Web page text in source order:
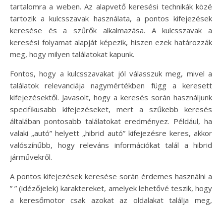
tartalomra a weben. Az alapvető keresési technikák közé
tartozik a kulcsszavak használata, a pontos kifejezések
keresése és a szűrők alkalmazása. A kulcsszavak a
keresési folyamat alapját képezik, hiszen ezek határozzák
meg, hogy milyen találatokat kapunk.
Fontos, hogy a kulcsszavakat jól válasszuk meg, mivel a
találatok relevanciája nagymértékben függ a keresett
kifejezésektől. Javasolt, hogy a keresés során használjunk
specifikusabb kifejezéseket, mert a szűkebb keresés
általában pontosabb találatokat eredményez. Például, ha
valaki „autó” helyett „hibrid autó” kifejezésre keres, akkor
valószínűbb, hogy releváns információkat talál a hibrid
járművekről.
A pontos kifejezések keresése során érdemes használni a
” ” (idézőjelek) karaktereket, amelyek lehetővé teszik, hogy
a keresőmotor csak azokat az oldalakat találja meg,